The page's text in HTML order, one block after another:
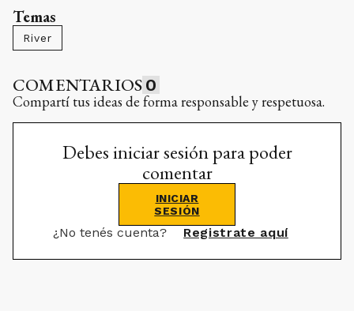
Temas
River
COMENTARIOS 0
Compartí tus ideas de forma responsable y respetuosa.
Debes iniciar sesión para poder
comentar
INICIAR
SESIÓN
¿No tenés cuenta? Registrate aquí